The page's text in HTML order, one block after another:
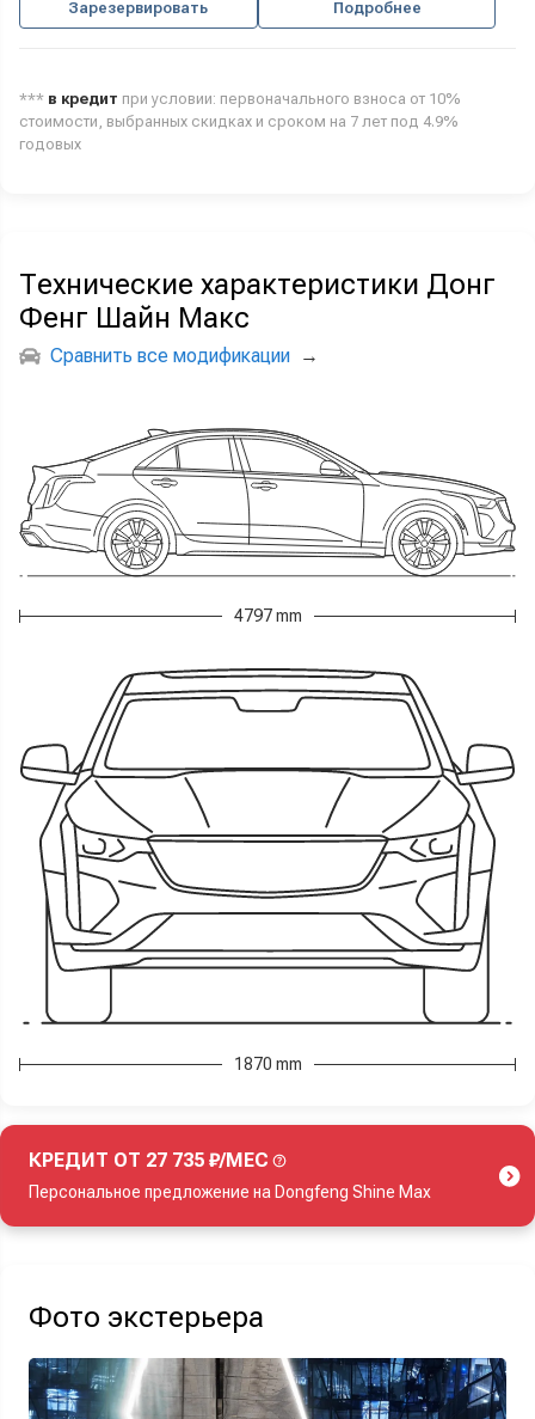
Зарезервировать Подробнее
*** в кредит при условии: первоначального взноса от 10%
стоимости, выбранных скидках и сроком на 7 лет под 4.9%
годовых
Технические характеристики Донг
Фенг Шайн Макс
Сравнить все модификации →
4797 mm
1870 mm
КРЕДИТ ОТ 27 735 ₽/МЕС
Персональное предложение на Dongfeng Shine Max
Фото экстерьера